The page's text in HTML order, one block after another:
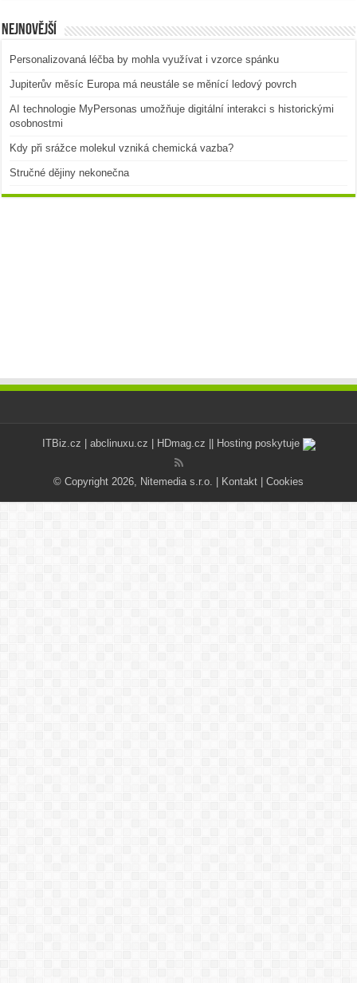
Nejnovější
Personalizovaná léčba by mohla využívat i vzorce spánku
Jupiterův měsíc Europa má neustále se měnící ledový povrch
AI technologie MyPersonas umožňuje digitální interakci s historickými
osobnostmi
Kdy při srážce molekul vzniká chemická vazba?
Stručné dějiny nekonečna
ITBiz.cz abclinuxu.cz HDmag.cz || Hosting poskytuje
© Copyright 2026, Nitemedia s.r.o. | Kontakt Cookies